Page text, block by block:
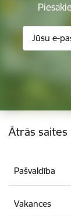
Kājene
Ātrās saites
Pašvaldība
Vakances